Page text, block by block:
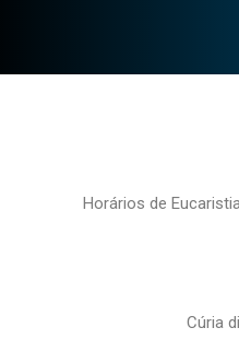
Horários de
Cúria